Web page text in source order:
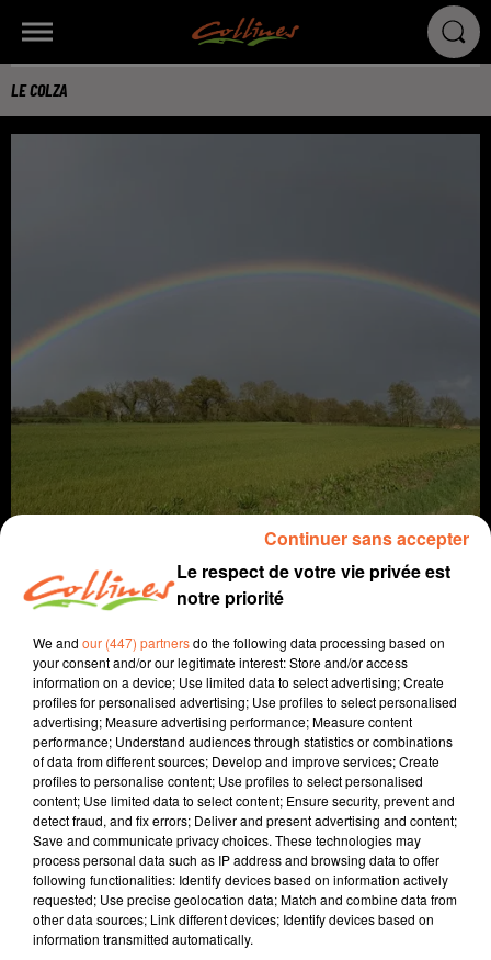
LE COLZA
agriculture
27 avril 2023 - 5 min 39 sec
LE COLZA
Jacqueline Pinon
A travers champs
Avec Ludo et Jacqueline, COLLINES porte un regard
différent sur l'agriculture chaque semaine le jeudi à
Le respect de votre vie privée est
notre priorité
We and our (447) partnersdo the following data processing based on
your consent and/or our legitimate interest: Store and/or access
information on a device; Use limited data to select advertising; Create
profiles for personalised advertising; Use profiles to select personalised
advertising; Measure advertising performance; Measure content
performance; Understand audiences through statistics or combinations
of data from different sources; Develop and improve services; Create
profiles to personalise content; Use profiles to select personalised
content; Use limited data to select content; Ensure security, prevent and
detect fraud, and fix errors; Deliver and present advertising and content;
Save and communicate privacy choices. These technologies may
process personal data such as IP address and browsing data to offer
following functionalities: Identify devices based on information actively
requested; Use precise geolocation data; Match and combine data from
other data sources; Link different devices; Identify devices based on
information transmitted automatically.
Continuer sans accepter